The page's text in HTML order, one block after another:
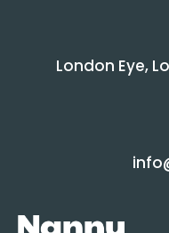
London Eye,